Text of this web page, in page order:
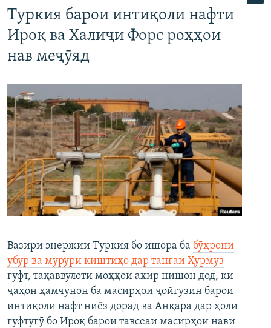
Туркия барои интиқоли нафти
Ироқ ва Халиҷи Форс роҳҳои
нав меҷӯяд
Вазири энержии Туркия бо ишора ба бӯҳрони
убур ва мурури киштиҳо дар тангаи Ҳурмуз
гуфт, таҳаввулоти моҳҳои ахир нишон дод, ки
ҷаҳон ҳамчунон ба масирҳои ҷойгузин барои
интиқоли нафт ниёз дорад ва Анқара дар ҳоли
гуфтугӯ бо Ироқ барои тавсеаи масирҳои нави